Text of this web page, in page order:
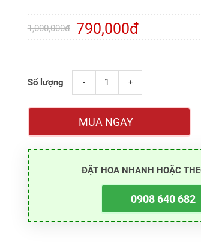
1,000,000đ 790,000đ
Số lượng - +
MUA NGAY
ĐẶT HOA NHANH HOẶC
0908 640 682